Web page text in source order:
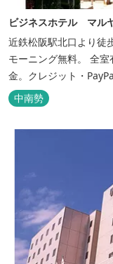
ビジネスホテル マル
近鉄松阪駅北口より徒
モーニング無料。 全
金。クレジット・
中南勢